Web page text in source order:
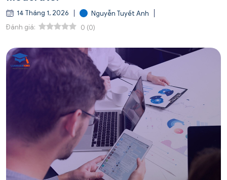
14 Tháng 1, 2026
Nguyễn Tuyết Anh
Đánh giá:
0 (0)